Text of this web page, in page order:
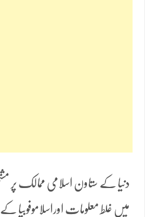
دنیا کے ستاون اسلامی ممالک پر
میں غلط معلومات